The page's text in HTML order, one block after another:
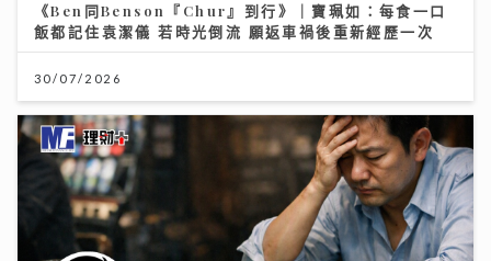
《Ben同Benson『Chur』到行》｜寶珮如：每食一口
飯都記住袁潔儀 若時光倒流 願返車禍後重新經歷一次
30/07/2026